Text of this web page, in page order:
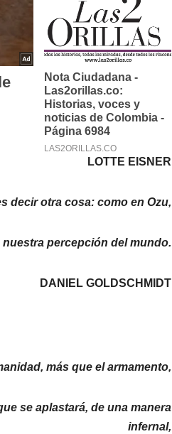
LOTTE EISNER
decir otra cosa: como en Ozu,
percepción del mundo.
DANIEL GOLDSCHMIDT
más que el armamento,
se aplastará, de una manera
infernal,